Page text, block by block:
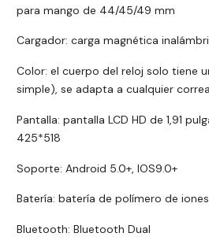
para mango de 44/45/49 mm
Cargador: carga magnética
Color: el cuerpo del reloj solo tiene
simple), se adapta a cualquier
Pantalla: pantalla LCD HD de 1,91
425*518
Soporte: Android 5.0+, IOS9.0+
Batería: batería de polímero de
Bluetooth: Bluetooth Dual